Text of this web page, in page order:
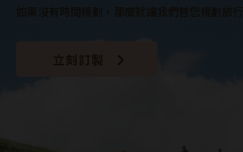
如果沒有時間規劃，那麼就讓我們替您規劃旅